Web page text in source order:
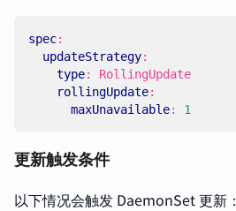
spec:
updateStrategy:
type:
RollingUpdate
rollingUpdate:
maxUnavailable: 1
更新触发条件
以下情况会触发 DaemonSet 更新：